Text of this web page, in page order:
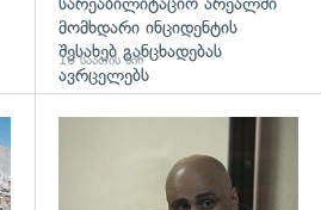
მომხდარი ინციდენტის
შესახებ განცხადებას
ავრცელებს
16 საათის წინ